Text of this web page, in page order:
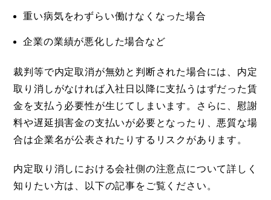
重い病気をわずらい働けなくなった場合
企業の業績が悪化した場合など
裁判等で内定取消が無効と判断された場合には、内定
取り消しがなければ入社日以降に支払うはずだった賃
金を支払う必要性が生じてしまいます。さらに、慰謝
料や遅延損害金の支払いが必要となったり、悪質な場
合は企業名が公表されたりするリスクがあります。
内定取り消しにおける会社側の注意点について詳しく
知りたい方は、以下の記事をご覧ください。